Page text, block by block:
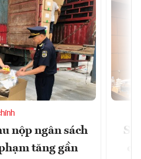
nộp ngân sách
tăng gần